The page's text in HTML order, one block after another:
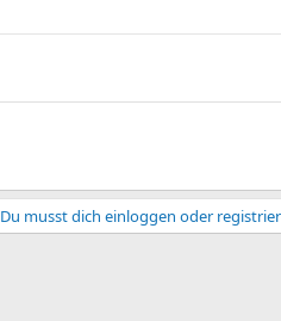
Du musst dich einloggen oder